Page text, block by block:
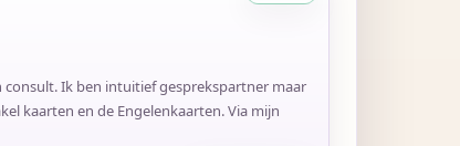
Ik ben intuitief gesprekspartner maar
kaarten en de Engelenkaarten. Via mijn